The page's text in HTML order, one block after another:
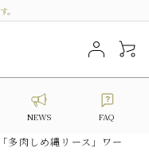
。
NEWS FAQ
多肉しめ縄リース」ワー